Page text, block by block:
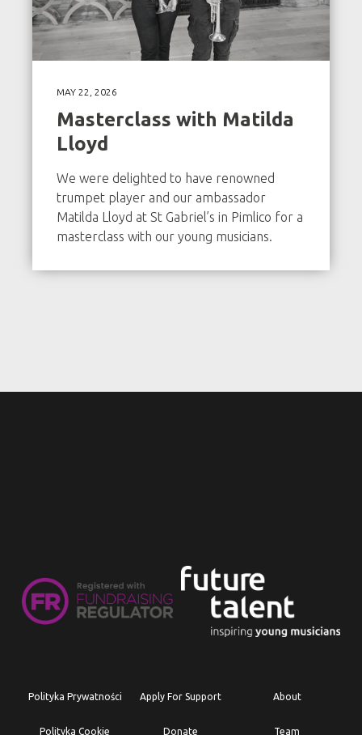
MAY 22, 2026
Masterclass with Matilda
Lloyd
We were delighted to have renowned
trumpet player and our ambassador
Matilda Lloyd at St Gabriel’s in Pimlico for a
masterclass with our young musicians.
Polityka Prywatności
Polityka Cookie
Apply For Support
Donate
About
Team